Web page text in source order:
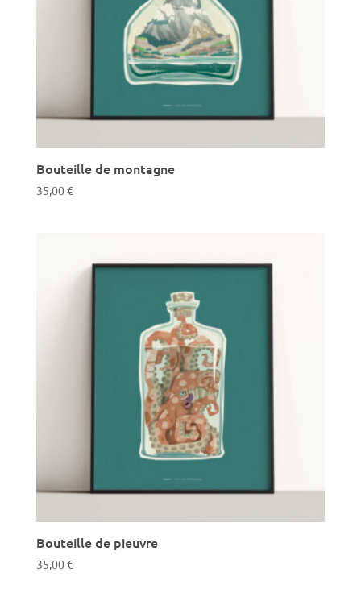
Bouteille de montagne
35,00€
Bouteille de pieuvre
35,00€